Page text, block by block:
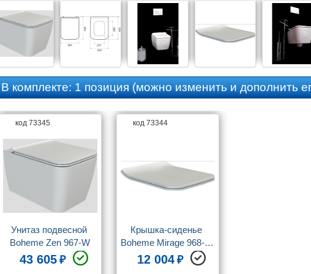
В комплекте:1 позиция(можно изменить и дополнить
код 73345
Унитаз подвесной
Boheme Zen 967-W
43 605
код 73344
Крышка-сиденье
Boheme Mirage 968-W
глянец белый
12 004